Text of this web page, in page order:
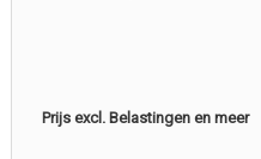
Prijs excl. Belastingen en meer